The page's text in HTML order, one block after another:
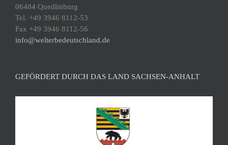
06484 Quedlinburg
Tel. +49 3946 8112-53
Fax +49 3946 8112-56
info@welterbedeutschland.de
GEFÖRDERT DURCH DAS LAND SACHSEN-ANHALT